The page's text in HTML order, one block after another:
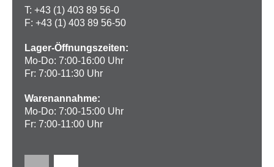
T: +43 (1) 403 89 56-0
F: +43 (1) 403 89 56-50
Lager-Öffnungszeiten:
Mo-Do: 7:00-16:00 Uhr
Fr: 7:00-11:30 Uhr
Warenannahme:
Mo-Do: 7:00-15:00 Uhr
Fr: 7:00-11:00 Uhr